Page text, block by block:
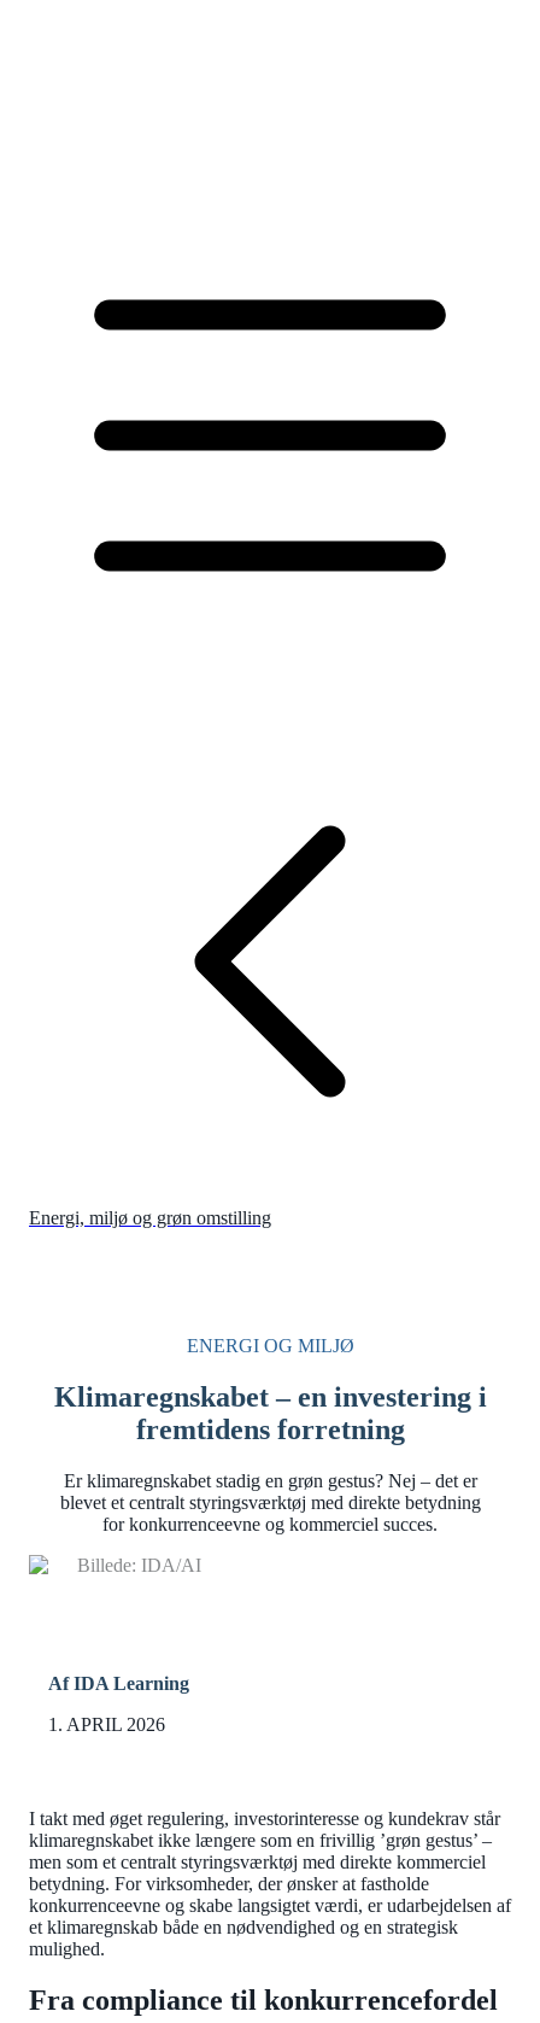
Energi, miljø og grøn omstilling
ENERGI OG MILJØ
Klimaregnskabet – en investering i
fremtidens forretning
Er klimaregnskabet stadig en grøn gestus? Nej – det er
blevet et centralt styringsværktøj med direkte betydning
for konkurrenceevne og kommerciel succes.
Billede: IDA/AI
Af IDA Learning
1. APRIL 2026
I takt med øget regulering, investorinteresse og kundekrav står
klimaregnskabet ikke længere som en frivillig ’grøn gestus’ –
men som et centralt styringsværktøj med direkte kommerciel
betydning. For virksomheder, der ønsker at fastholde
konkurrenceevne og skabe langsigtet værdi, er udarbejdelsen af
et klimaregnskab både en nødvendighed og en strategisk
mulighed.
Fra compliance til konkurrencefordel